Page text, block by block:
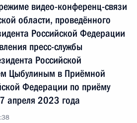
видео-конференц-связи
области, проведённого
Российской Федерации
пресс-службы
Российской
Цыбулиным в Приёмной
Федерации по приёму
апреля 2023 года